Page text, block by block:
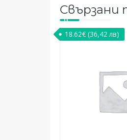
Свързани
18.62€ (36,42 лв)